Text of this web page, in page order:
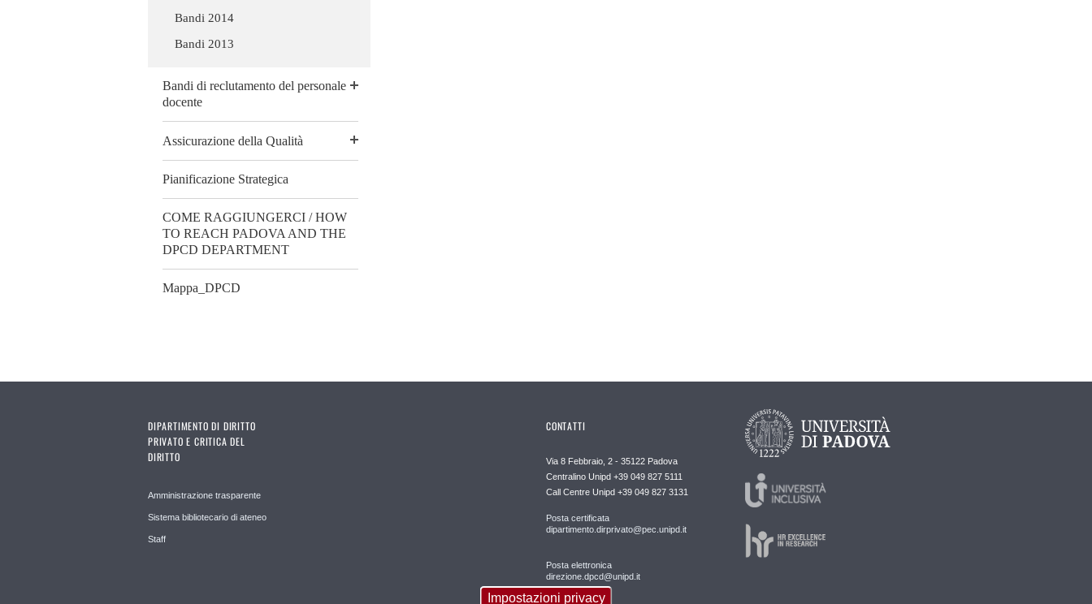
Bandi 2014
Bandi 2013
Bandi di reclutamento del personale
docente
Assicurazione della Qualità
Pianificazione Strategica
COME RAGGIUNGERCI / HOW
TO REACH PADOVA AND THE
DPCD DEPARTMENT
Mappa_DPCD
DIPARTIMENTO DI DIRITTO
PRIVATO E CRITICA DEL
DIRITTO
Amministrazione trasparente
Sistema bibliotecario di ateneo
Staff
CONTATTI
Via 8 Febbraio, 2 - 35122 Padova
Centralino Unipd +39 049 827 5111
Call Centre Unipd +39 049 827 3131
Posta certificata
dipartimento.dirprivato@pec.unipd.it
Posta elettronica
direzione.dpcd@unipd.it
Impostazioni privacy